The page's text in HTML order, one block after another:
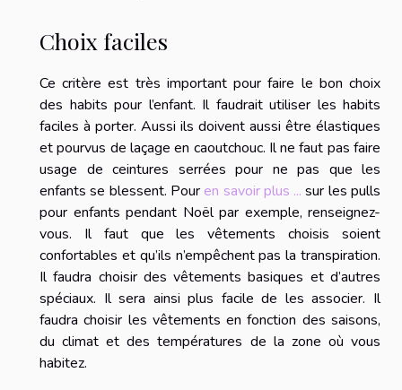
Choix faciles
Ce critère est très important pour faire le bon choix
des habits pour l’enfant. Il faudrait utiliser les habits
faciles à porter. Aussi ils doivent aussi être élastiques
et pourvus de laçage en caoutchouc. Il ne faut pas faire
usage de ceintures serrées pour ne pas que les
enfants se blessent. Pour en savoir plus ... sur les pulls
pour enfants pendant Noël par exemple, renseignez-
vous. Il faut que les vêtements choisis soient
confortables et qu’ils n’empêchent pas la transpiration.
Il faudra choisir des vêtements basiques et d’autres
spéciaux. Il sera ainsi plus facile de les associer. Il
faudra choisir les vêtements en fonction des saisons,
du climat et des températures de la zone où vous
habitez.